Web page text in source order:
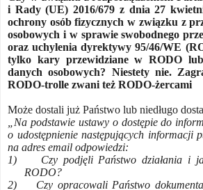
i Rady (UE) 2016/679 z dnia 27
ochrony osób fizycznych w związku z
osobowych i w sprawie swobodnego
oraz uchylenia dyrektywy 95/46/WE
tylko kary przewidziane w RODO
danych osobowych? Niestety nie.
RODO-trolle zwani też RODO-żercami
Może dostali już Państwo lub niedługo
„Na podstawie ustawy o dostępie do
o udostępnienie następujących informacji
na adres email odpowiedzi:
1)
Czy podjęli Państwo działania i
RODO?
2)
Czy opracowali Państwo